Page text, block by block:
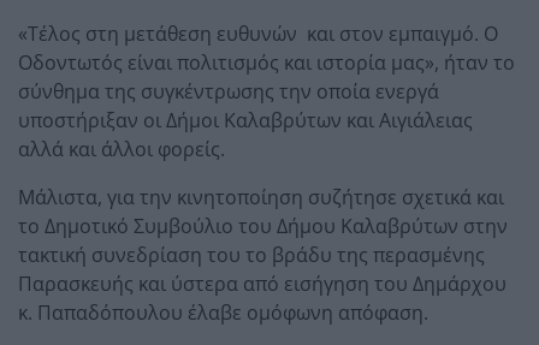
«Τέλος στη μετάθεση ευθυνών και στον εμπαιγμό. Ο
Οδοντωτός είναι πολιτισμός και ιστορία μας», ήταν το
σύνθημα της συγκέντρωσης την οποία ενεργά
υποστήριξαν οι Δήμοι Καλαβρύτων και Αιγιάλειας
αλλά και άλλοι φορείς.
Μάλιστα, για την κινητοποίηση συζήτησε σχετικά και
το Δημοτικό Συμβούλιο του Δήμου Καλαβρύτων στην
τακτική συνεδρίαση του το βράδυ της περασμένης
Παρασκευής και ύστερα από εισήγηση του Δημάρχου
κ. Παπαδόπουλου έλαβε ομόφωνη απόφαση.